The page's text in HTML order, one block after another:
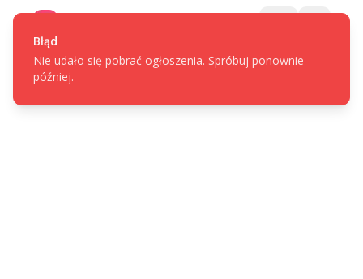
Błąd
Nie udało się pobrać ogłoszenia. Spróbuj ponownie
później.